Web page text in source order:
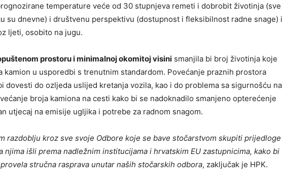
temperature veće od 30 stupnjeva remeti i dobrobit životinja (sve
su dnevne) i društvenu perspektivu (dostupnost i fleksibilnost radne snage) i
ljeti, osobito na jugu.
prostoru i minimalnoj okomitoj visini smanjila bi broj životinja koje
kamion u usporedbi s trenutnim standardom. Povećanje praznih prostora
dovesti do ozljeda uslijed kretanja vozila, kao i do problema sa sigurnošću na
broja kamiona na cesti kako bi se nadoknadilo smanjeno opterećenje
utjecaj na emisije ugljika i potrebe za radnom snagom.
razdoblju kroz sve svoje Odbore koje se bave stočarstvom skupiti prijedloge
njima išli prema nadležnim institucijama i hrvatskim EU zastupnicima, kako bi
stručna rasprava unutar naših stočarskih odbora, zaključak je HPK.